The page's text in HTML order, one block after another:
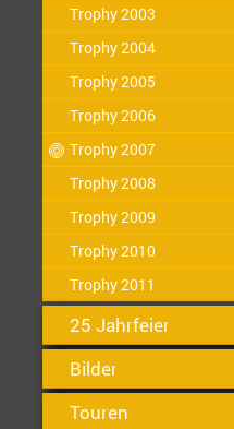
Trophy 2003
Trophy 2004
Trophy 2005
Trophy 2006
Trophy 2007
Trophy 2008
Trophy 2009
Trophy 2010
Trophy 2011
25 Jahrfeier
Bilder
Touren